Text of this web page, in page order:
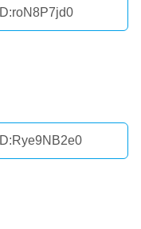
ID:roN8P7jd0
ID:Rye9NB2e0